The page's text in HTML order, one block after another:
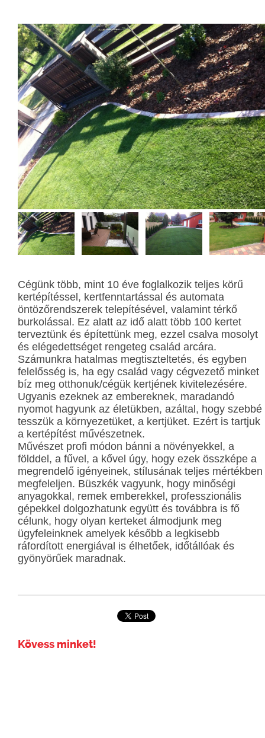
Cégünk több, mint 10 éve foglalkozik teljes körű
kertépítéssel, kertfenntartással és automata
öntözőrendszerek telepítésével, valamint térkő
burkolással. Ez alatt az idő alatt több 100 kertet
terveztünk és építettünk meg, ezzel csalva mosolyt
és elégedettséget rengeteg család arcára.
Számunkra hatalmas megtiszteltetés, és egyben
felelősség is, ha egy család vagy cégvezető minket
bíz meg otthonuk/cégük kertjének kivitelezésére.
Ugyanis ezeknek az embereknek, maradandó
nyomot hagyunk az életükben, azáltal, hogy szebbé
tesszük a környezetüket, a kertjüket. Ezért is tartjuk
a kertépítést művészetnek.
Művészet profi módon bánni a növényekkel, a
földdel, a fűvel, a kővel úgy, hogy ezek összképe a
megrendelő igényeinek, stílusának teljes mértékben
megfeleljen. Büszkék vagyunk, hogy minőségi
anyagokkal, remek emberekkel, professzionális
gépekkel dolgozhatunk együtt és továbbra is fő
célunk, hogy olyan kerteket álmodjunk meg
ügyfeleinknek amelyek később a legkisebb
ráfordított energiával is élhetőek, időtállóak és
gyönyörűek maradnak.
Kövess minket!